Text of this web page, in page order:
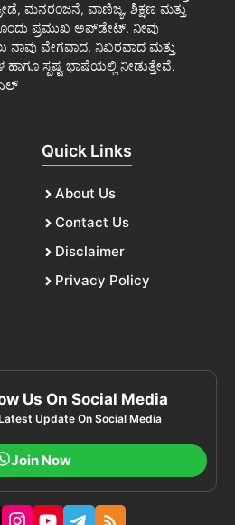
ಮನರಂಜನೆ, ವಾಣಿಜ್ಯ, ಶಿಕ್ಷಣ ಮತ್ತು
ಪ್ರಮುಖ ಅಪ್‌ಡೇಟ್. ನೀವು
ವೇಗವಾದ, ನಿಖರವಾದ ಮತ್ತು
ಹಾಗೂ ಸ್ಪಷ್ಟ ಭಾಷೆಯಲ್ಲಿ ನೀಡುತ್ತೇವೆ.
Quick Links
About Us
Contact Us
Disclaimer
Privacy Policy
Us On Social Media
Update On Social Media
Join Now